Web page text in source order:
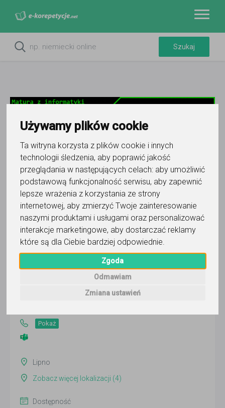
Używamy plików cookie
Ta witryna korzysta z plików cookie i innych
technologii śledzenia, aby poprawić jakość
przeglądania w następujących celach: aby umożliwić
podstawową funkcjonalność serwisu, aby zapewnić
lepsze wrażenia z korzystania ze strony
internetowej, aby zmierzyć Twoje zainteresowanie
naszymi produktami i usługami oraz personalizować
interakcje marketingowe, aby dostarczać reklamy
które są dla Ciebie bardziej odpowiednie
Zgoda
Odmawiam
Zmiana ustawień
Do ulubionych
Oznacz wystąpienie kontaktu
Wszechstronny Edukator
Wyślij wiadomość
Pokaż
Lipno
Zobacz więcej lokalizacji (4)
Dostępność